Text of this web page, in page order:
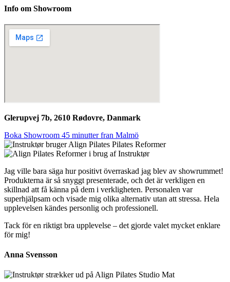
Info om Showroom
Glerupvej 7b, 2610 Rødovre, Danmark
Boka Showroom 45 minutter fran Malmö
Jag ville bara säga hur positivt överraskad jag blev av showrummet!
Produkterna är så snyggt presenterade, och det är verkligen en
skillnad att få känna på dem i verkligheten. Personalen var
superhjälpsam och visade mig olika alternativ utan att stressa. Hela
upplevelsen kändes personlig och professionell.
Tack för en riktigt bra upplevelse – det gjorde valet mycket enklare
för mig!
Anna Svensson